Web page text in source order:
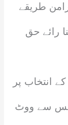
طریقے
نے اپنا رائے حق
انتخاب پر
جس سے ووٹ